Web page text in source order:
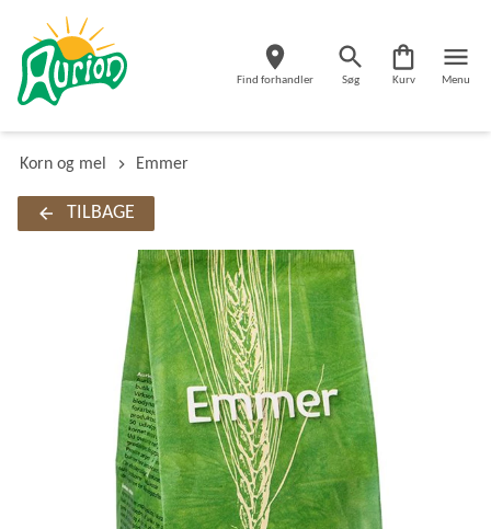
Find forhandler Søg Kurv Menu
Korn og mel Emmer
TILBAGE